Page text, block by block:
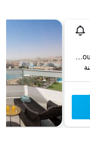
Hashfifon 9, ايلات, HaDarom (Southern), اسرائيل